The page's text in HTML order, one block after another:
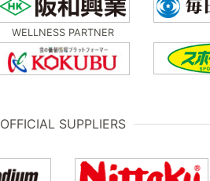
WELLNESS PARTNER
OFFICIAL SUPPLIERS